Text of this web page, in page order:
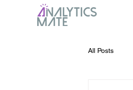
All Posts